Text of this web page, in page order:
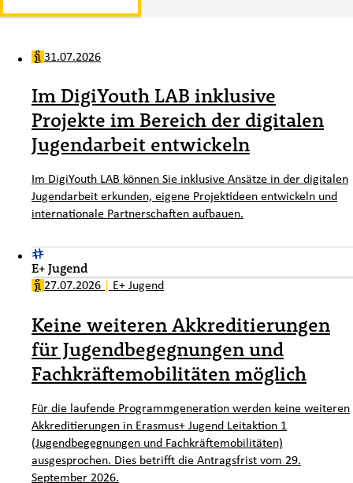
31.07.2026
Im DigiYouth LAB inklusive
Projekte im Bereich der digitalen
Jugendarbeit entwickeln
Im DigiYouth LAB können Sie inklusive Ansätze in der digitalen
Jugendarbeit erkunden, eigene Projektideen entwickeln und
internationale Partnerschaften aufbauen.
E+ Jugend
27.07.2026 | E+ Jugend
Keine weiteren Akkreditierungen
für Jugendbegegnungen und
Fachkräftemobilitäten möglich
Für die laufende Programmgeneration werden keine weiteren
Akkreditierungen in Erasmus+ Jugend Leitaktion 1
(Jugendbegegnungen und Fachkräftemobilitäten)
ausgesprochen. Dies betrifft die Antragsfrist vom 29.
September 2026.